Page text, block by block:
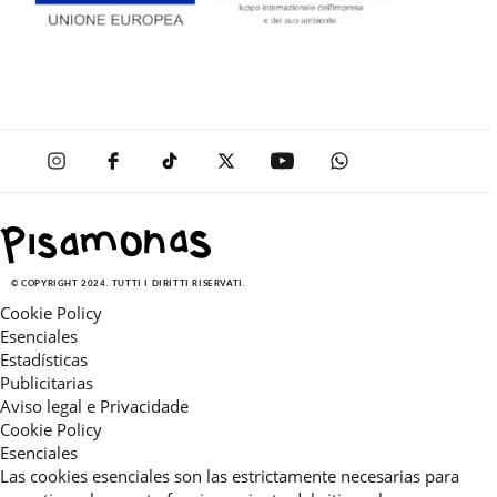
© COPYRIGHT 2024. TUTTI I DIRITTI RISERVATI.
Cookie Policy
Esenciales
Estadísticas
Publicitarias
Aviso legal e Privacidade
Cookie Policy
Esenciales
Las cookies esenciales son las estrictamente necesarias para